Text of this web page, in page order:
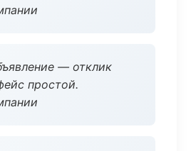
— отклик
простой.